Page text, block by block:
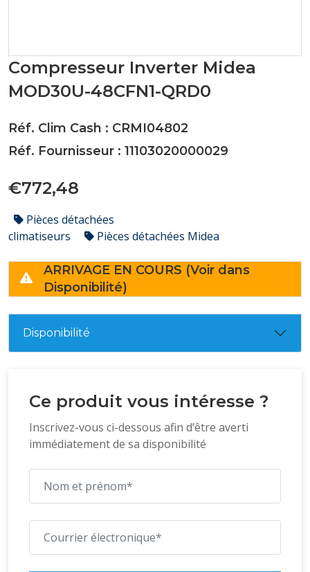
Compresseur Inverter Midea
MOD30U-48CFN1-QRD0
Réf. Clim Cash : CRMI04802
Réf. Fournisseur : 11103020000029
€772,48
Pièces détachées
climatiseurs
Pièces détachées Midea
ARRIVAGE EN COURS (Voir dans
Disponibilité)
Disponibilité
Ce produit vous intéresse ?
Inscrivez-vous ci-dessous afin d’être averti
immédiatement de sa disponibilité